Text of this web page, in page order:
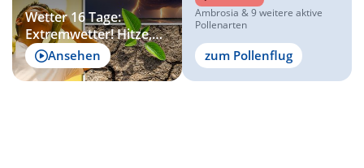
Wetter 16 Tage:
Extremwetter! Hitze,
Dürre und gewaltige
Gewitter
Ansehen
Ambrosia & 9 weitere aktive
Pollenarten
zum Pollenflug